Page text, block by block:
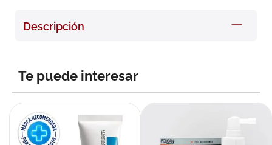
Descripción
Te puede interesar
7. isdin
megacistin
10.pañales